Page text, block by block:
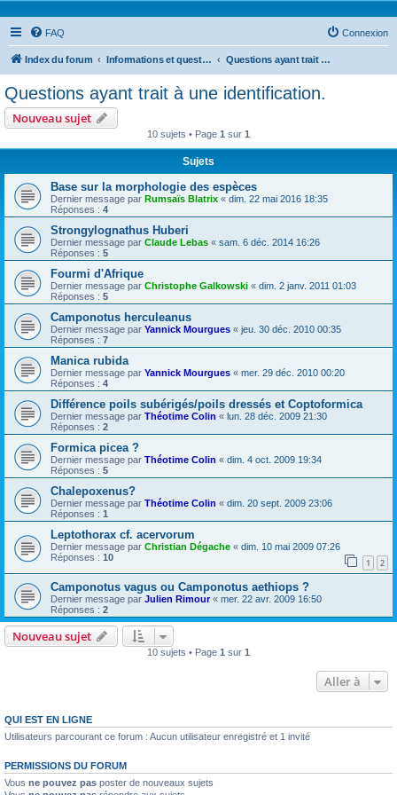
FAQ Connexion
Index du forum Informations et questions taxonomiques Questions ayant trait à une identification.
Questions ayant trait à une identification.
Nouveau sujet
10 sujets • Page 1 sur 1
Sujets
Base sur la morphologie des espèces
Dernier message par Rumsaïs Blatrix « dim. 22 mai 2016 18:35
Réponses : 4
Strongylognathus Huberi
Dernier message par Claude Lebas « sam. 6 déc. 2014 16:26
Réponses : 5
Fourmi d'Afrique
Dernier message par Christophe Galkowski « dim. 2 janv. 2011 01:03
Réponses : 5
Camponotus herculeanus
Dernier message par Yannick Mourgues « jeu. 30 déc. 2010 00:35
Réponses : 7
Manica rubida
Dernier message par Yannick Mourgues « mer. 29 déc. 2010 00:20
Réponses : 4
Différence poils subérigés/poils dressés et Coptoformica
Dernier message par Théotime Colin « lun. 28 déc. 2009 21:30
Réponses : 2
Formica picea ?
Dernier message par Théotime Colin « dim. 4 oct. 2009 19:34
Réponses : 5
Chalepoxenus?
Dernier message par Théotime Colin « dim. 20 sept. 2009 23:06
Réponses : 1
Leptothorax cf. acervorum
Dernier message par Christian Dégache « dim. 10 mai 2009 07:26
Réponses : 10 1 2
Camponotus vagus ou Camponotus aethiops ?
Dernier message par Julien Rimour« mer. 22 avr. 2009 16:50
Réponses : 2
Nouveau sujet
10 sujets • Page 1 sur 1
Aller à
QUI EST EN LIGNE
Utilisateurs parcourant ce forum : Aucun utilisateur enregistré et 1 invité
PERMISSIONS DU FORUM
Vous ne pouvez pas poster de nouveaux sujets